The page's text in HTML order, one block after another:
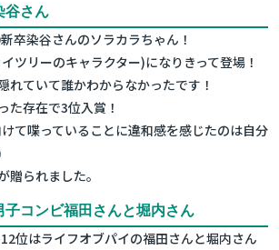
谷さん
新卒染谷さんのソラカラちゃん！
ツリーのキャラクター)になりきって登場！
れていて誰かわからなかったです！
た存在で3位入賞！
て喋っていることに違和感を感じたのは自分
贈られました。
子コンビ福田さんと堀内さん
2位はライフオブパイの福田さんと堀内さん